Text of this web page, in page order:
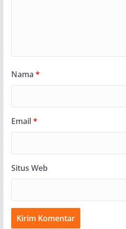
Nama *
Email*
Situs Web